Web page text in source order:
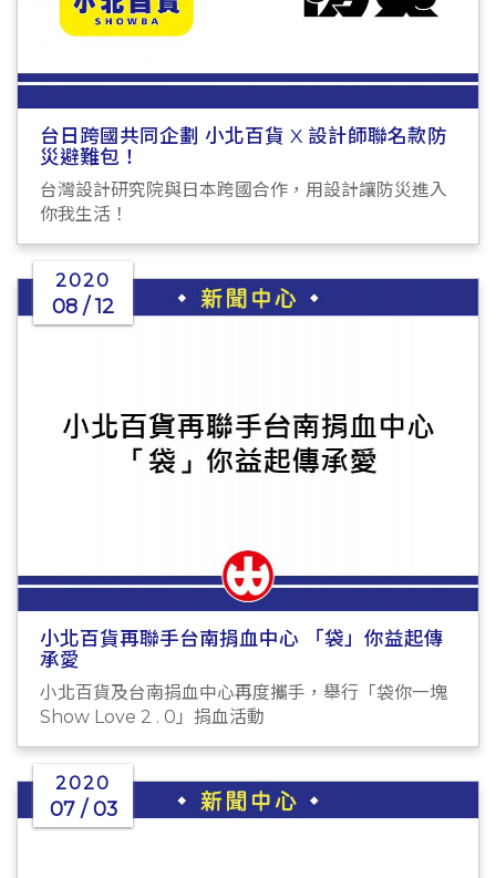
台日跨國共同企劃 小北百貨 X 設計師聯名款防
災避難包！
台灣設計研究院與日本跨國合作，用設計讓防災進入
你我生活！
2020
08 / 12
小北百貨再聯手台南捐血中心 「袋」你益起傳
承愛
小北百貨及台南捐血中心再度攜手，舉行「袋你一塊
Show Love 2 . 0」捐血活動
2020
07 / 03